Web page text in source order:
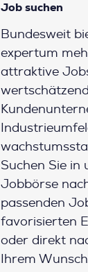
Job suchen
Bundesweit
expertum
attraktive
Suchen Sie in
Jobbörse
passenden
favorisierten
oder direkt
Ihrem